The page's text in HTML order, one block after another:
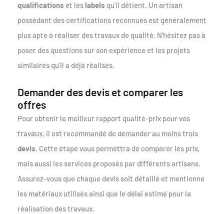
qualifications et leslabels qu’il détient. Un artisan
possédant des certifications reconnues est généralement
plus apte à réaliser des travaux de qualité. N’hésitez pas à
poser des questions sur son expérience et les projets
similaires qu’il a déjà réalisés.
Demander des devis et comparer les
offres
Pour obtenir le meilleur rapport qualité-prix pour vos
travaux, il est recommandé de demander au moins trois
devis. Cette étape vous permettra de comparer les prix,
mais aussi les services proposés par différents artisans.
Assurez-vous que chaque devis soit détaillé et mentionne
les matériaux utilisés ainsi que le délai estimé pour la
réalisation des travaux.